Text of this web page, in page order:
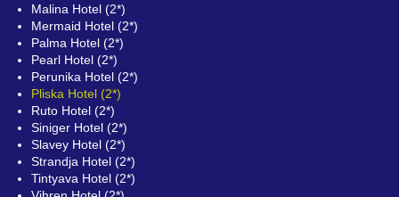
Malina Hotel (2*)
Mermaid Hotel (2*)
Palma Hotel (2*)
Pearl Hotel (2*)
Perunika Hotel (2*)
Pliska Hotel (2*)
Ruto Hotel (2*)
Siniger Hotel (2*)
Slavey Hotel (2*)
Strandja Hotel (2*)
Tintyava Hotel (2*)